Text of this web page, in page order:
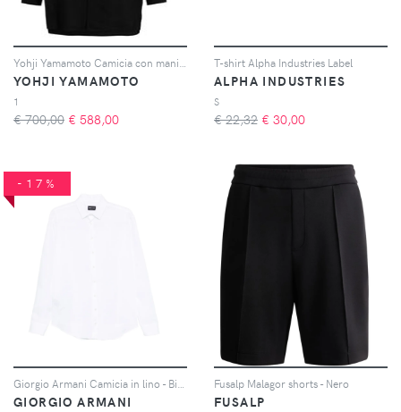
Yohji Yamamoto Camicia con maniche a spalla bassa - Nero
YOHJI YAMAMOTO
1
€ 700,00 € 588,00
T-shirt Alpha Industries Label
ALPHA INDUSTRIES
S
€ 22,32 € 30,00
-17%
Giorgio Armani Camicia in lino - Bianco
GIORGIO ARMANI
Fusalp Malagor shorts - Nero
FUSALP